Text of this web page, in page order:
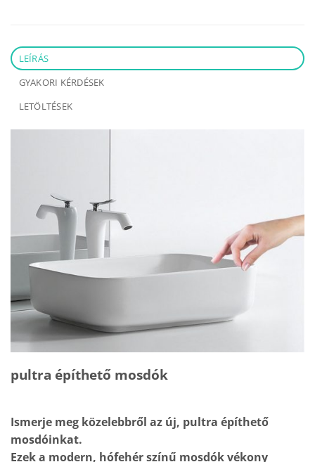
LEÍRÁS
GYAKORI KÉRDÉSEK
LETÖLTÉSEK
pultra építhető mosdók
Ismerje meg közelebbről az új, pultra építhető
mosdóinkat.
Ezek a modern, hófehér színű mosdók vékony